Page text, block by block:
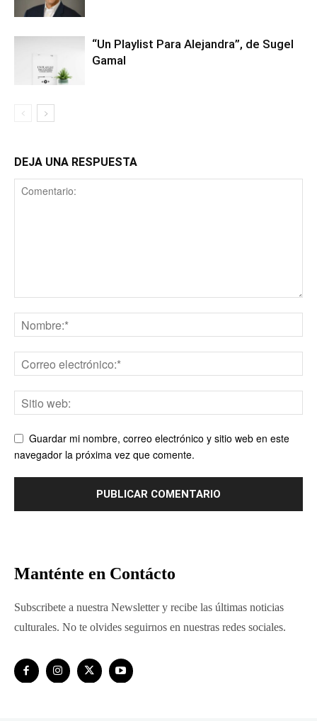
“Un Playlist Para Alejandra”, de Sugel
Gamal
DEJA UNA RESPUESTA
Guardar mi nombre, correo electrónico y sitio web en este
navegador la próxima vez que comente.
Manténte en Contácto
Subscribete a nuestra Newsletter y recibe las últimas noticias
culturales. No te olvides seguirnos en nuestras redes sociales.